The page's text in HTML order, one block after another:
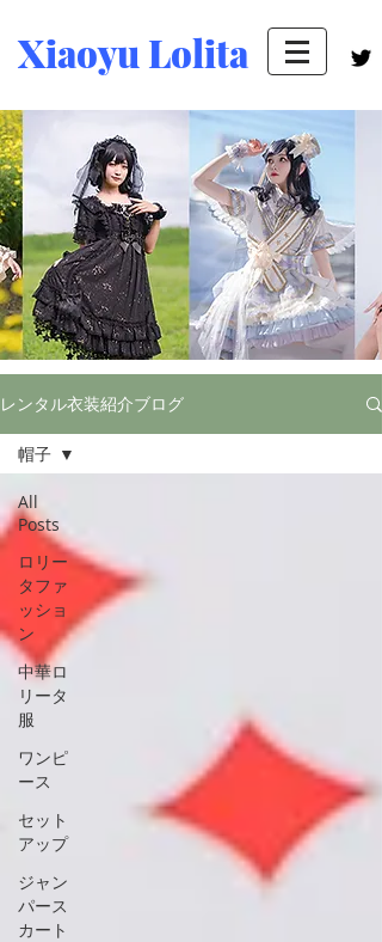
Xiaoyu Lolita
レンタル衣装紹介ブログ
All
Posts
ロリー
タファ
ッショ
ン
中華ロ
リータ
服
ワンピ
ース
セット
アップ
ジャン
パース
カート
帽子